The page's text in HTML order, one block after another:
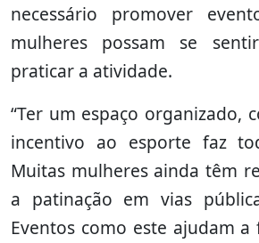
necessário promover
mulheres possam se
praticar a atividade.
“Ter um espaço organizado,
incentivo ao esporte faz
Muitas mulheres ainda têm
a patinação em vias
Eventos como este ajudam a